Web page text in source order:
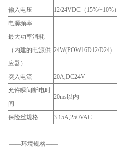
输入电压 12/24VDC（15%/+10%）
电源频率
—
最大功率消耗
（内建的电源供
应器）
24W(POW16D12/D24)
突入电流 20A,DC24V
允许瞬间断电时
间
20ms以内
保险丝规格 3.15A,250VAC
——环境规格——